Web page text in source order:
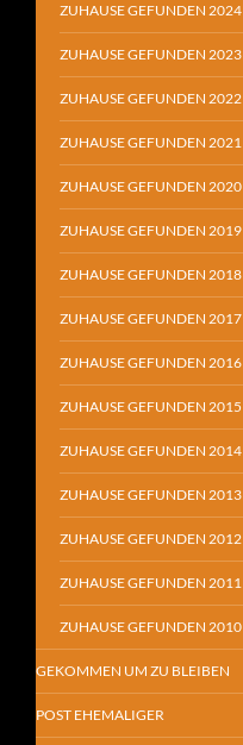
ZUHAUSE GEFUNDEN 2024
ZUHAUSE GEFUNDEN 2023
ZUHAUSE GEFUNDEN 2022
ZUHAUSE GEFUNDEN 2021
ZUHAUSE GEFUNDEN 2020
ZUHAUSE GEFUNDEN 2019
ZUHAUSE GEFUNDEN 2018
ZUHAUSE GEFUNDEN 2017
ZUHAUSE GEFUNDEN 2016
ZUHAUSE GEFUNDEN 2015
ZUHAUSE GEFUNDEN 2014
ZUHAUSE GEFUNDEN 2013
ZUHAUSE GEFUNDEN 2012
ZUHAUSE GEFUNDEN 2011
ZUHAUSE GEFUNDEN 2010
GEKOMMEN UM ZU BLEIBEN
POST EHEMALIGER